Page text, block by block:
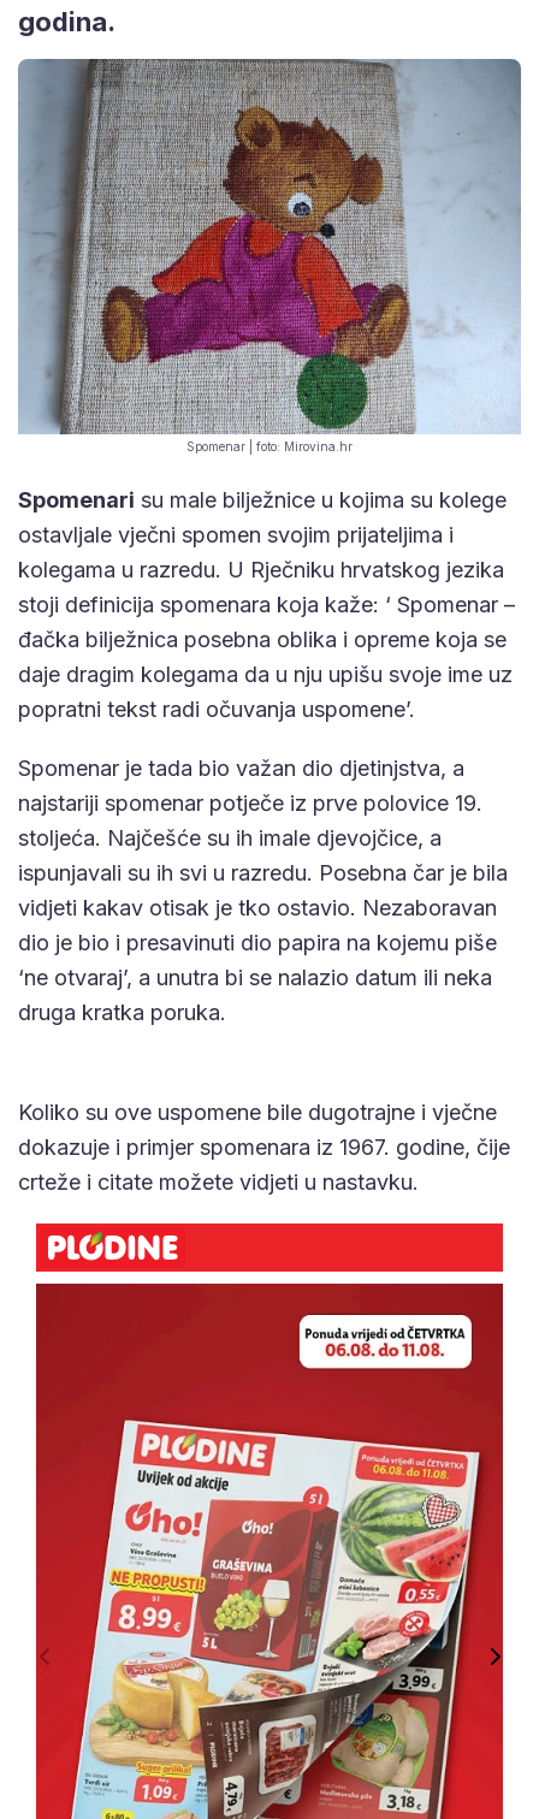
godina.
Spomenar | foto: Mirovina.hr
Spomenari su male bilježnice u kojima su kolege
ostavljale vječni spomen svojim prijateljima i
kolegama u razredu. U Rječniku hrvatskog jezika
stoji definicija spomenara koja kaže: ‘ Spomenar –
đačka bilježnica posebna oblika i opreme koja se
daje dragim kolegama da u nju upišu svoje ime uz
popratni tekst radi očuvanja uspomene’.
Spomenar je tada bio važan dio djetinjstva, a
najstariji spomenar potječe iz prve polovice 19.
stoljeća. Najčešće su ih imale djevojčice, a
ispunjavali su ih svi u razredu. Posebna čar je bila
vidjeti kakav otisak je tko ostavio. Nezaboravan
dio je bio i presavinuti dio papira na kojemu piše
‘ne otvaraj’, a unutra bi se nalazio datum ili neka
druga kratka poruka.
Koliko su ove uspomene bile dugotrajne i vječne
dokazuje i primjer spomenara iz 1967. godine, čije
crteže i citate možete vidjeti u nastavku.